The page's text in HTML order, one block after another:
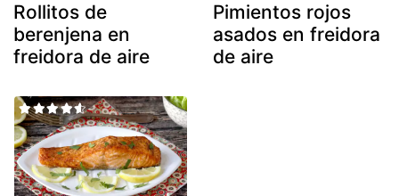
Rollitos de
berenjena en
freidora de aire
Pimientos rojos
asados en freidora
de aire